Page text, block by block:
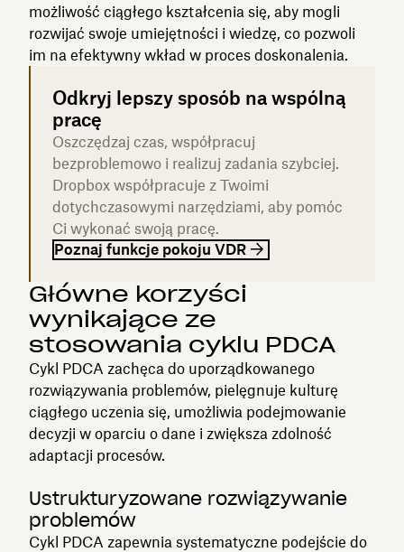
możliwość ciągłego kształcenia się, aby mogli
rozwijać swoje umiejętności i wiedzę, co pozwoli
im na efektywny wkład w proces doskonalenia.
Odkryj lepszy sposób na wspólną
pracę
Oszczędzaj czas, współpracuj
bezproblemowo i realizuj zadania szybciej.
Dropbox współpracuje z Twoimi
dotychczasowymi narzędziami, aby pomóc
Ci wykonać swoją pracę.
Poznaj funkcje pokoju VDR
Główne korzyści
wynikające ze
stosowania cyklu PDCA
Cykl PDCA zachęca do uporządkowanego
rozwiązywania problemów, pielęgnuje kulturę
ciągłego uczenia się, umożliwia podejmowanie
decyzji w oparciu o dane i zwiększa zdolność
adaptacji procesów.
Ustrukturyzowane rozwiązywanie
problemów
Cykl PDCA zapewnia systematyczne podejście do